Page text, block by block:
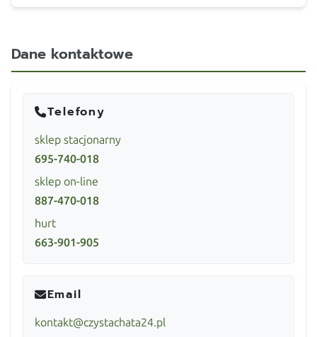
Dane kontaktowe
Telefony
sklep stacjonarny
695-740-018
sklep on-line
887-470-018
hurt
663-901-905
Email
kontakt@czystachata24.pl